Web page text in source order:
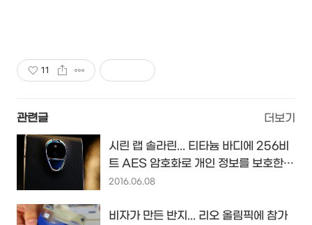
11
관련글 더보기
시린 랩 솔라린... 티타늄 바디에 256비
트 AES 암호화로 개인 정보를 보호한다
는 보안 특화 안드로이드폰...
2016.06.08
비자가 만든 반지... 리오 올림픽에 참가